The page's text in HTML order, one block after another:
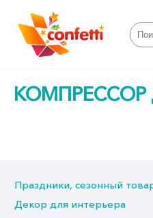
КОМПРЕССОР
Праздники, сезонный
Декор для интерьера